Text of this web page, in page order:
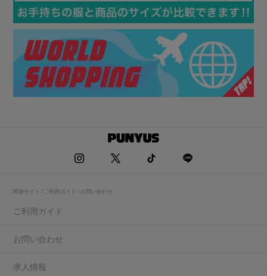
関連サイト / ご利用ガイド / お問い合わせ
ご利用ガイド
お問い合わせ
求人情報